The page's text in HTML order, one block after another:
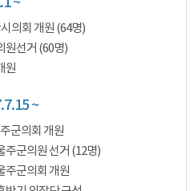
의회 개원 (64명)
원선거 (60명)
원
~
군의회 개원
주군의원 선거 (12명)
주군의회 개원